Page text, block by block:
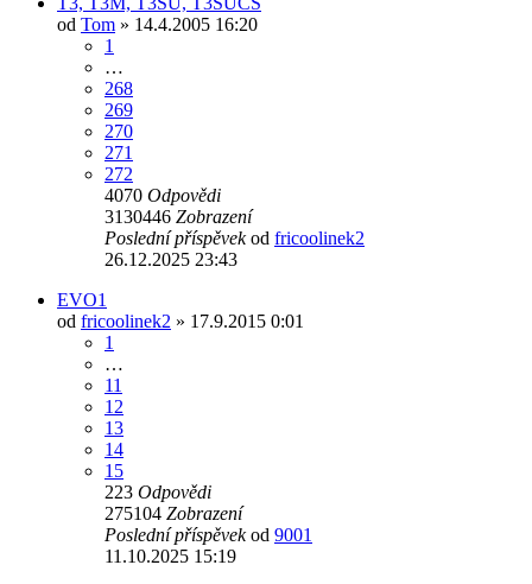
od Tom » 14.4.2005 16:20
1
…
268
269
270
271
272
4070 Odpovědi
3130446 Zobrazení
Poslední příspěvekod fricoolinek2
26.12.2025 23:43
EVO1
od fricoolinek2 » 17.9.2015 0:01
1
…
11
12
13
14
15
223 Odpovědi
275104 Zobrazení
Poslední příspěvekod 9001
11.10.2025 15:19